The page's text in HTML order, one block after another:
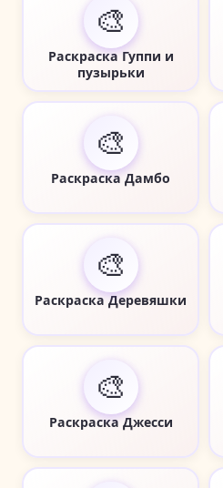
🎨
Раскраска Гуппи и
пузырьки
🎨
Раскраска Дамбо
🎨
Раскраска Деревяшки
🎨
Раскраска Джесси